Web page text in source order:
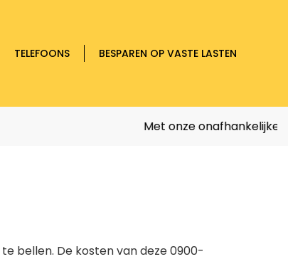
TELEFOONS BESPAREN OP VASTE LASTEN
Met onze onafhankelijke
te bellen. De kosten van deze 0900-